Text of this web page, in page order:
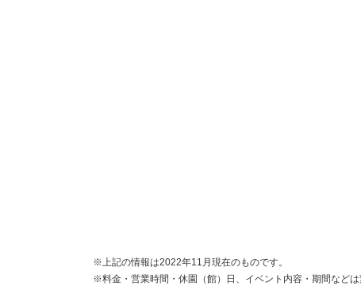
※上記の情報は2022年11月現在のものです。
※料金・営業時間・休園（館）日、イベント内容・期間など